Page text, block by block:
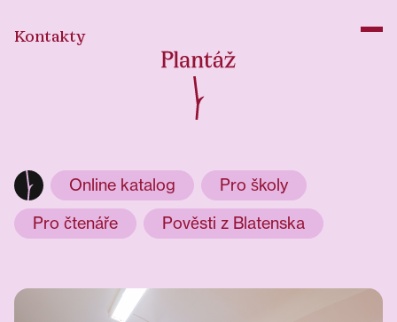
Kontakty
Online katalog
Pro školy
Pro čtenáře
Pověsti z Blatenska